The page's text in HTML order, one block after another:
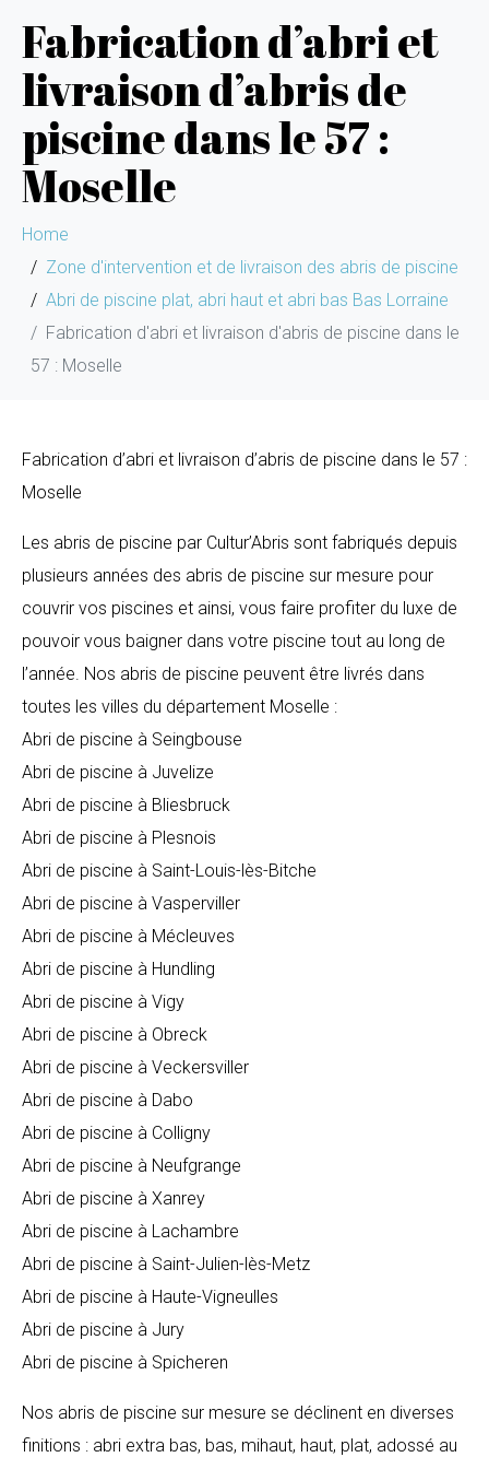
Fabrication d’abri et
livraison d’abris de
piscine dans le 57 :
Moselle
Home
Zone d'intervention et de livraison des abris de piscine
Abri de piscine plat, abri haut et abri bas Bas Lorraine
Fabrication d'abri et livraison d'abris de piscine dans le
57 : Moselle
Fabrication d’abri et livraison d’abris de piscine dans le 57 :
Moselle
Les abris de piscine par Cultur’Abris sont fabriqués depuis
plusieurs années des abris de piscine sur mesure pour
couvrir vos piscines et ainsi, vous faire profiter du luxe de
pouvoir vous baigner dans votre piscine tout au long de
l’année. Nos abris de piscine peuvent être livrés dans
toutes les villes du département Moselle :
Abri de piscine à Seingbouse
Abri de piscine à Juvelize
Abri de piscine à Bliesbruck
Abri de piscine à Plesnois
Abri de piscine à Saint-Louis-lès-Bitche
Abri de piscine à Vasperviller
Abri de piscine à Mécleuves
Abri de piscine à Hundling
Abri de piscine à Vigy
Abri de piscine à Obreck
Abri de piscine à Veckersviller
Abri de piscine à Dabo
Abri de piscine à Colligny
Abri de piscine à Neufgrange
Abri de piscine à Xanrey
Abri de piscine à Lachambre
Abri de piscine à Saint-Julien-lès-Metz
Abri de piscine à Haute-Vigneulles
Abri de piscine à Jury
Abri de piscine à Spicheren
Nos abris de piscine sur mesure se déclinent en diverses
finitions : abri extra bas, bas, mihaut, haut, plat, adossé au